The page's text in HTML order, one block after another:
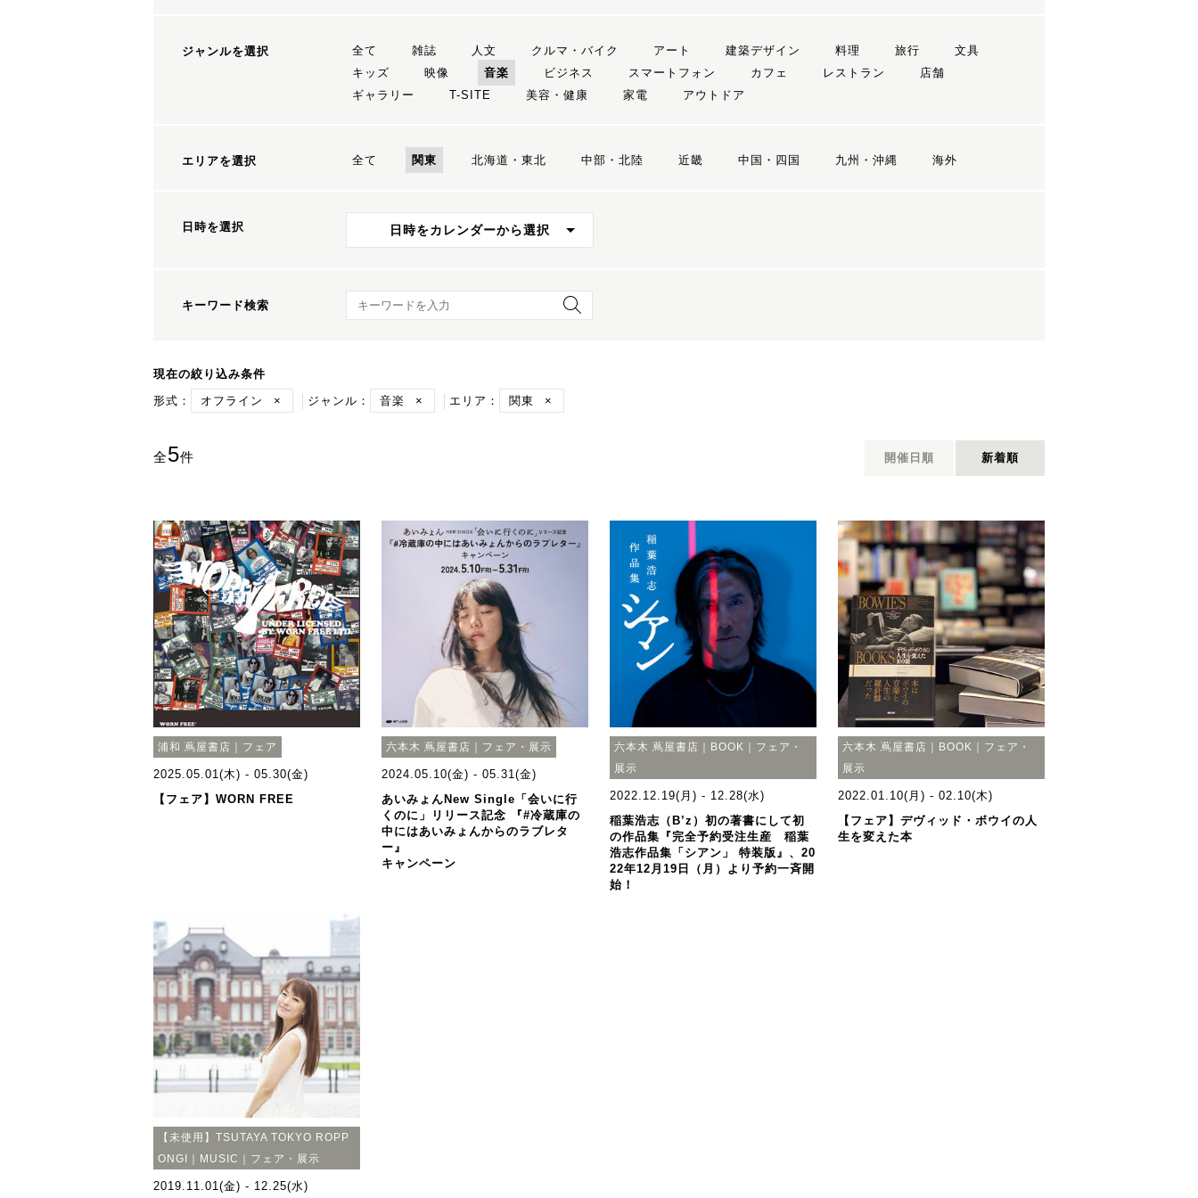
ジャンルを選択 全て 雑誌 人文 クルマ・バイク アート 建築デザイン 料理 旅行
文具
キッズ
映像 音楽 ビジネス スマートフォン カフェ レストラン
店舗
ギャラリー
T-SITE 美容・健康 家電 アウトドア
エリアを選択 全て 関東 北海道・東北 中部・北陸 近畿 中国・四国 九州・沖縄 海外
日時を選択 日時をカレンダーから選択
キーワード検索 キーワード検索
現在の絞り込み条件
形式：
オフライン × ジャンル： 音楽 × エリア： 関東 ×
全5件 開催日順 新着順
浦和 蔦屋書店｜フェア
2025.05.01(木) - 05.30(金)
【フェア】WORN FREE
六本木 蔦屋書店｜フェア・展示
2024.05.10(金) - 05.31(金)
あいみょんNew Single「会いに行
くのに」リリース記念 『#冷蔵庫の
中にはあいみょんからのラブレタ
ー』
キャンペーン
六本木 蔦屋書店｜BOOK｜フェア・
展示
2022.12.19(月) - 12.28(水)
稲葉浩志（B’z）初の著書にして初
の作品集『完全予約受注生産 稲葉
浩志作品集「シアン」 特装版』、20
22年12月19日（月）より予約一斉開
始！
六本木 蔦屋書店｜BOOK｜フェア・
展示
2022.01.10(月) - 02.10(木)
【フェア】デヴィッド・ボウイの人
生を変えた本
【未使用】TSUTAYA TOKYO ROPP
ONGI｜MUSIC｜フェア・展示
2019.11.01(金) - 12.25(水)